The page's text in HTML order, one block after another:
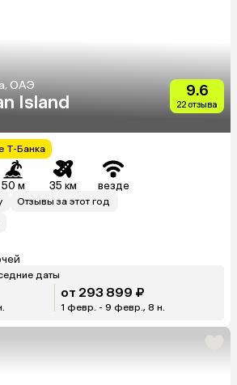
ОАЭ
Island
9.6
22 отзыва
Т-Банка
50 м 35 км везде
Отзывы за этот год
даты
от 293 899 ₽
1 февр. - 9 февр., 8 н.